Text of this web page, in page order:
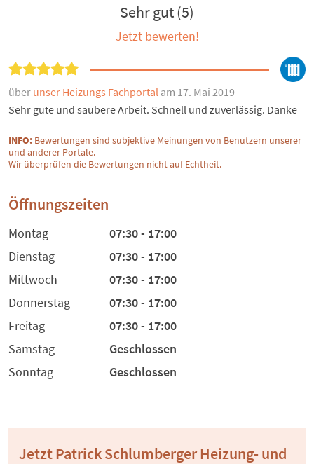
Sehr gut (5)
Jetzt bewerten!
über unser Heizungs Fachportal am 17. Mai 2019
Sehr gute und saubere Arbeit. Schnell und zuverlässig. Danke
INFO: Bewertungen sind subjektive Meinungen von Benutzern unserer
und anderer Portale.
Wir überprüfen die Bewertungen nicht auf Echtheit.
Öffnungszeiten
Montag
07:30 - 17:00
Dienstag
07:30 - 17:00
Mittwoch
07:30 - 17:00
Donnerstag
07:30 - 17:00
Freitag
07:30 - 17:00
Samstag
Geschlossen
Sonntag
Geschlossen
Jetzt Patrick Schlumberger Heizung- und